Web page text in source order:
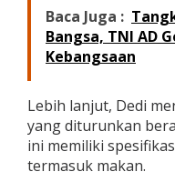
Baca Juga :
Bangsa, TNI AD
Kebangsaan
Lebih lanjut, Dedi
yang diturunkan
ini memiliki
termasuk makan.